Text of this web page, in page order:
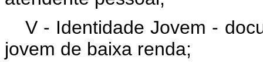
V - Identidade Jovem -
jovem de baixa renda;